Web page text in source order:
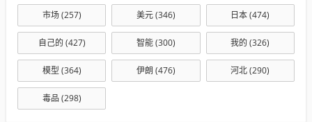
市场(257) 美元(346) 日本(474)
自己的 (427) 智能(300) 我的 (326)
模型 (364) 伊朗 (476) 河北(290)
毒品 (298)